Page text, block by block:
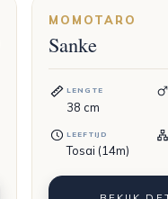
MOMOTARO
Sanke
LENGTE
38 cm
LEEFTIJD
Tosai (14m)